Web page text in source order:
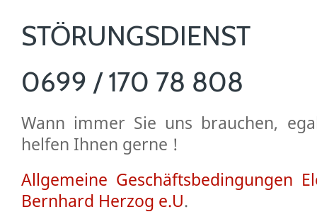
STÖRUNGSDIENST
0699 / 170 78 808
Wann immer Sie uns brauchen,
helfen Ihnen gerne !
Allgemeine Geschäftsbedingungen
Bernhard Herzog e.U.